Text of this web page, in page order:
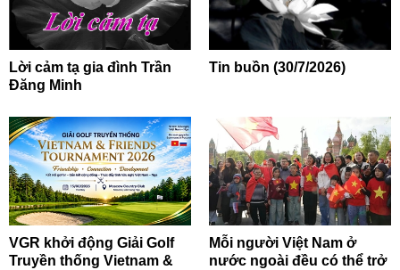
Lời cảm tạ gia đình Trần
Đăng Minh
Tin buồn (30/7/2026)
VGR khởi động Giải Golf
Truyền thống Vietnam &
Mỗi người Việt Nam ở
nước ngoài đều có thể trở